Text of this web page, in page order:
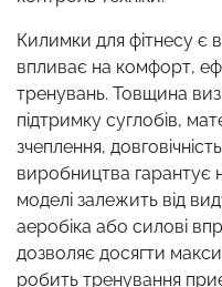
Килимки для фітнесу є
впливає на комфорт,
тренувань. Товщина
підтримку суглобів,
зчеплення,
виробництва гарантує
моделі залежить від
аеробіка або силові
дозволяє досягти
робить тренування